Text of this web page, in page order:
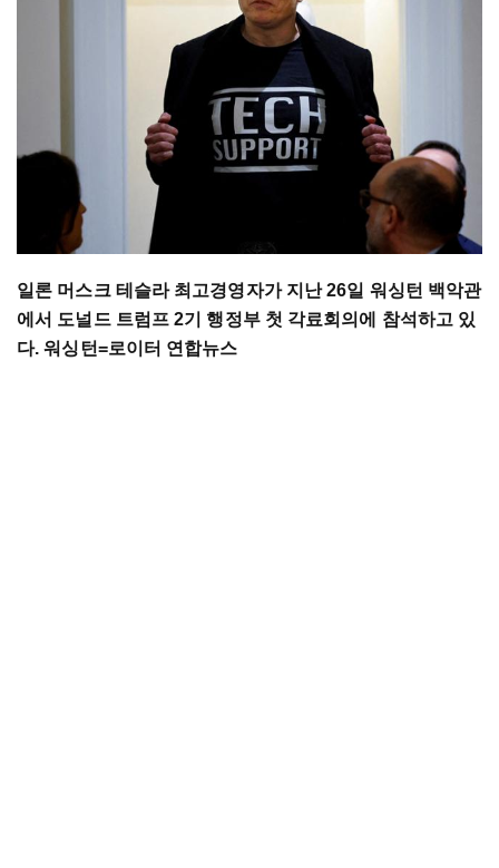
일론 머스크 테슬라 최고경영자가 지난 26일 워싱턴 백악관
에서 도널드 트럼프 2기 행정부 첫 각료회의에 참석하고 있
다. 워싱턴=로이터 연합뉴스